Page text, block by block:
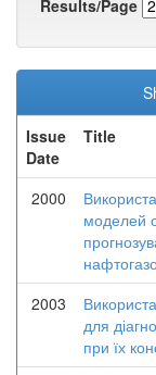
Results/Page
Issue
Date
Title
2000
моделей
2003
для
при їх